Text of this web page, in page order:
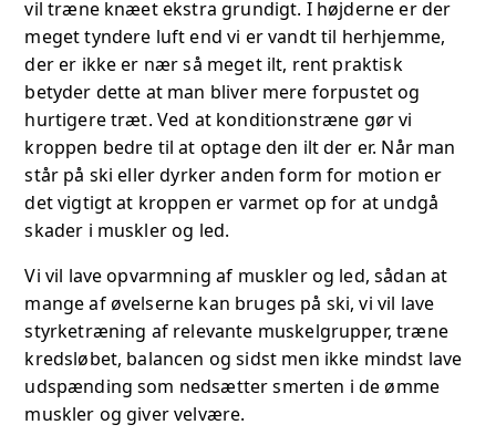
vil træne knæet ekstra grundigt. I højderne er der
meget tyndere luft end vi er vandt til herhjemme,
der er ikke er nær så meget ilt, rent praktisk
betyder dette at man bliver mere forpustet og
hurtigere træt. Ved at konditionstræne gør vi
kroppen bedre til at optage den ilt der er. Når man
står på ski eller dyrker anden form for motion er
det vigtigt at kroppen er varmet op for at undgå
skader i muskler og led.
Vi vil lave opvarmning af muskler og led, sådan at
mange af øvelserne kan bruges på ski, vi vil lave
styrketræning af relevante muskelgrupper, træne
kredsløbet, balancen og sidst men ikke mindst lave
udspænding som nedsætter smerten i de ømme
muskler og giver velvære.